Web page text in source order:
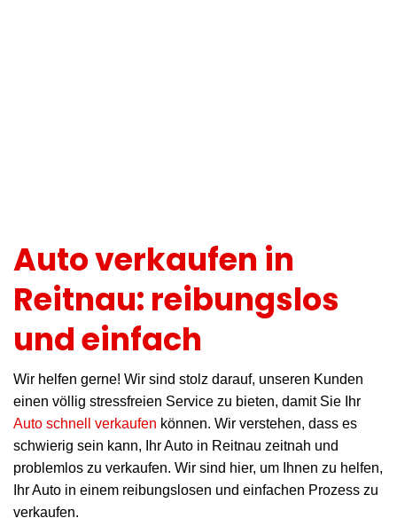
Auto verkaufen in
Reitnau: reibungslos
und einfach
Wir helfen gerne! Wir sind stolz darauf, unseren Kunden
einen völlig stressfreien Service zu bieten, damit Sie Ihr
Auto schnell verkaufen können. Wir verstehen, dass es
schwierig sein kann, Ihr Auto in Reitnau zeitnah und
problemlos zu verkaufen. Wir sind hier, um Ihnen zu helfen,
Ihr Auto in einem reibungslosen und einfachen Prozess zu
verkaufen.